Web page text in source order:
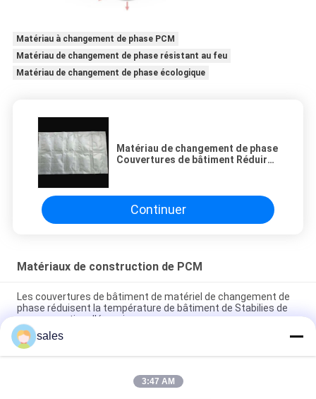
Matériau à changement de phase PCM
Matériau de changement de phase résistant au feu
Matériau de changement de phase écologique
Matériau de changement de phase
Couvertures de bâtiment Réduire
Continuer
Matériaux de construction de PCM
Les couvertures de bâtiment de matériel de changement de
phase réduisent la température de bâtiment de Stabilies de
consommation d'énergie
Matériaux de construction de PCM de couvertures de courant
ascendant de matériel de changement de phase
Couverture économiseuse d'énergie flexible de PCM de papier
sales
3:47 AM